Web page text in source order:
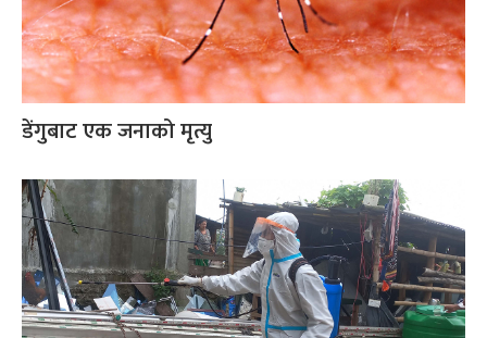
डेंगुबाट एक जनाको मृत्यु